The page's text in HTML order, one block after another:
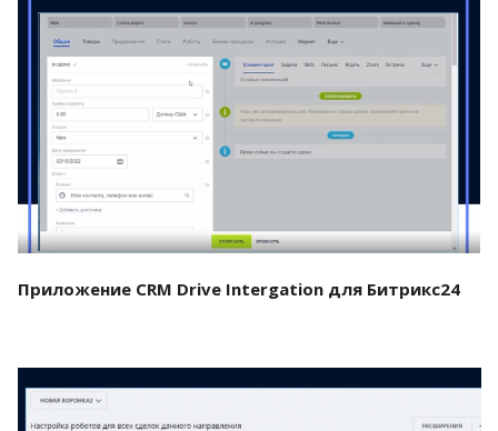
Смотреть проект
Приложение CRM Drive Intergation для Битрикс24